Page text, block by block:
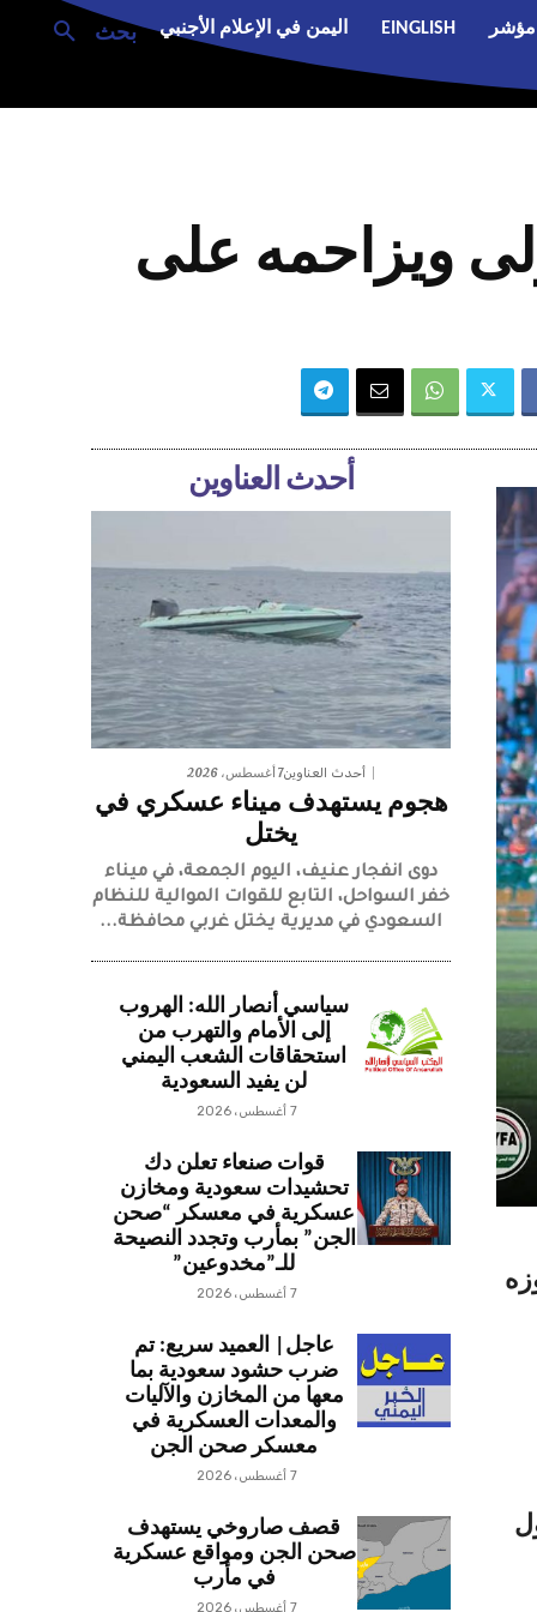
بحث مؤشر EINGLISH اليمن في الإعلام الأجنبي
ويزاحمه على
أحدث العناوين
أحدث العناوين7 أغسطس، 2026
هجوم يستهدف ميناء عسكري في
يختل
دوى انفجار عنيف، اليوم الجمعة، في ميناء
خفر السواحل، التابع للقوات الموالية للنظام
السعودي في مديرية يختل غربي محافظة...
سياسي أنصار الله: الهروب
إلى الأمام والتهرب من
استحقاقات الشعب اليمني
لن يفيد السعودية
7 أغسطس، 2026
قوات صنعاء تعلن دك
تحشيدات سعودية ومخازن
عسكرية في معسكر “صحن
الجن” بمأرب وتجدد النصيحة
للـ”مخدوعين”
7 أغسطس، 2026
عاجل| العميد سريع: تم
ضرب حشود سعودية بما
معها من المخازن والآليات
والمعدات العسكرية في
معسكر صحن الجن
7 أغسطس، 2026
قصف صاروخي يستهدف
صحن الجن ومواقع عسكرية
في مأرب
7 أغسطس، 2026